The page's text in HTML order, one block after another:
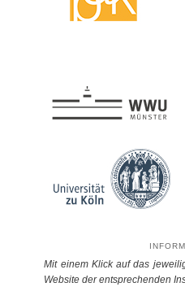
Mit einem Klick auf das
Website der entsprechenden